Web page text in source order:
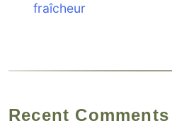
fraîcheur
Recent Comments